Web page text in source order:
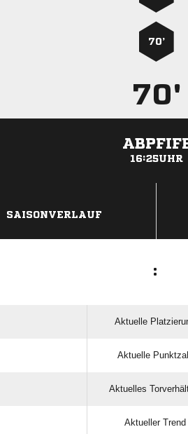
70’
70'
16:25UHR
SAISONVERLAUF
:
Aktuelle
Aktuelle
Aktuelles
Aktueller Trend